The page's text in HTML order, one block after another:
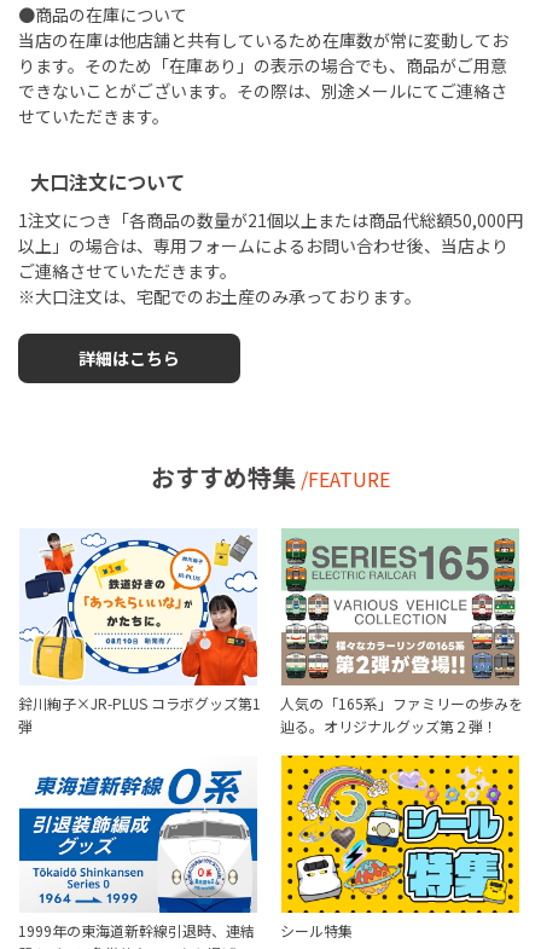
●商品の在庫について
当店の在庫は他店舗と共有しているため在庫数が常に変動してお
ります。そのため「在庫あり」の表示の場合でも、商品がご用意
できないことがございます。その際は、別途メールにてご連絡さ
せていただきます。
大口注文について
1注文につき「各商品の数量が21個以上または商品代総額50,000円
以上」の場合は、専用フォームによるお問い合わせ後、当店より
ご連絡させていただきます。
※大口注文は、宅配でのお土産のみ承っております。
詳細はこちら
おすすめ特集 /FEATURE
鈴川絢子×JR-PLUS コラボグッズ第1
弾
人気の「165系」ファミリーの歩みを
辿る。オリジナルグッズ第２弾！
1999年の東海道新幹線引退時、連結
シール特集